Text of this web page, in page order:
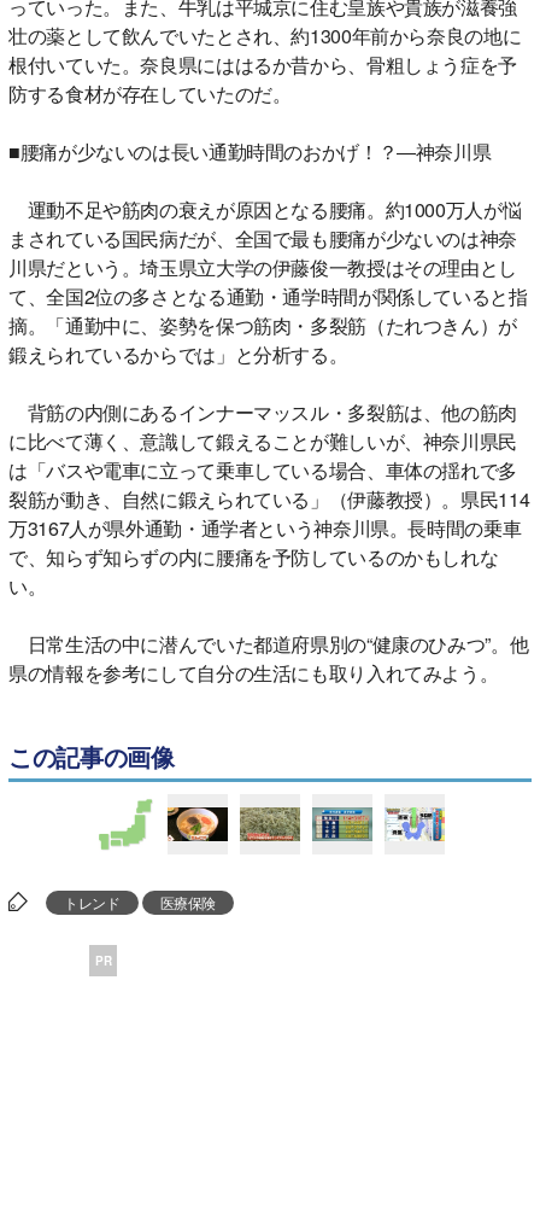
っていった。また、牛乳は平城京に住む皇族や貴族が滋養強
壮の薬として飲んでいたとされ、約1300年前から奈良の地に
根付いていた。奈良県にははるか昔から、骨粗しょう症を予
防する食材が存在していたのだ。
■腰痛が少ないのは長い通勤時間のおかげ！？―神奈川県
運動不足や筋肉の衰えが原因となる腰痛。約1000万人が悩
まされている国民病だが、全国で最も腰痛が少ないのは神奈
川県だという。埼玉県立大学の伊藤俊一教授はその理由とし
て、全国2位の多さとなる通勤・通学時間が関係していると指
摘。「通勤中に、姿勢を保つ筋肉・多裂筋（たれつきん）が
鍛えられているからでは」と分析する。
背筋の内側にあるインナーマッスル・多裂筋は、他の筋肉
に比べて薄く、意識して鍛えることが難しいが、神奈川県民
は「バスや電車に立って乗車している場合、車体の揺れで多
裂筋が動き、自然に鍛えられている」（伊藤教授）。県民114
万3167人が県外通勤・通学者という神奈川県。長時間の乗車
で、知らず知らずの内に腰痛を予防しているのかもしれな
い。
日常生活の中に潜んでいた都道府県別の“健康のひみつ”。他
県の情報を参考にして自分の生活にも取り入れてみよう。
この記事の画像
トレンド 医療保険
PR